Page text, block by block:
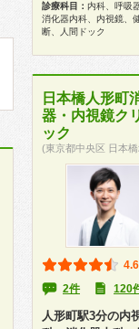
診療科目： 内科、呼吸
消化器内科、内視鏡、
断、人間ドック
日本橋人形町
器・内視鏡ク
ック
(東京都中央区 日本
2件
120
人形町駅3分の内